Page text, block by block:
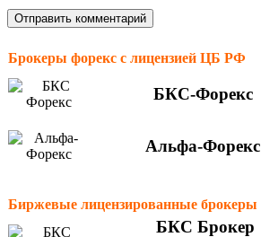
Брокеры форекс с лицензией ЦБ РФ
БКС-Форекс
Альфа-Форекс
Биржевые лицензированные брокеры
БКС Брокер